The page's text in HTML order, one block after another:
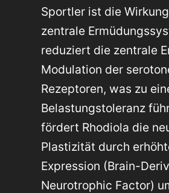
Sportler ist die
zentrale
reduziert die zentrale
Modulation der
Rezeptoren, was zu
Belastungstoleranz
fördert Rhodiola die
Plastizität durch
Expression (Brain-
Neurotrophic Factor)